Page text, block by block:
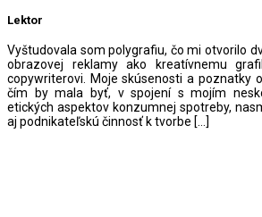
Lektor
Vyštudovala som polygrafiu, čo mi otvorilo
obrazovej reklamy ako kreatívnemu
copywriterovi. Moje skúsenosti a poznatky
čím by mala byť, v spojení s mojím
etických aspektov konzumnej spotreby,
aj podnikateľskú činnosť k tvorbe […]